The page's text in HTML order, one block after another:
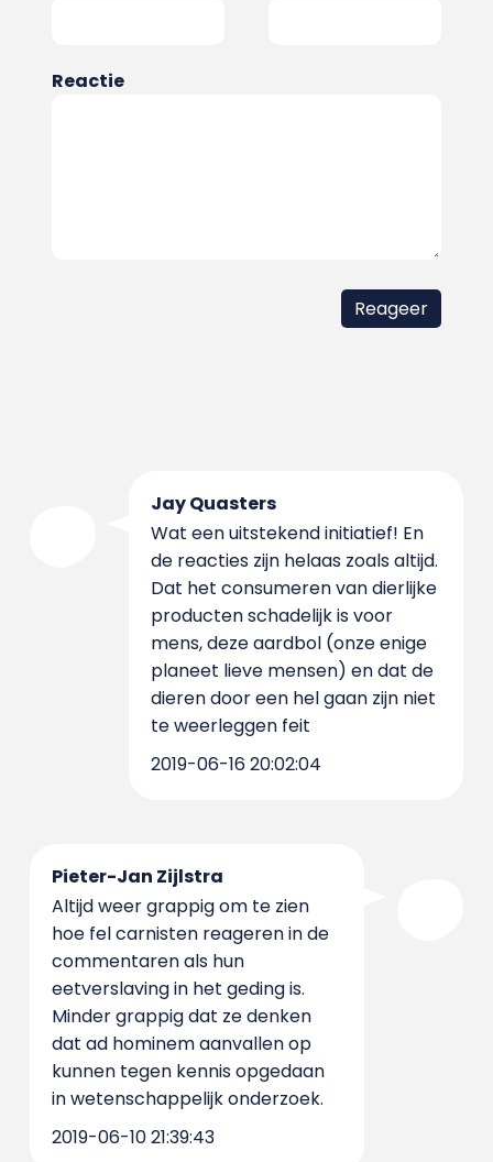
Reactie
Jay Quasters
Wat een uitstekend initiatief! En
de reacties zijn helaas zoals altijd.
Dat het consumeren van dierlijke
producten schadelijk is voor
mens, deze aardbol (onze enige
planeet lieve mensen) en dat de
dieren door een hel gaan zijn niet
te weerleggen feit
2019-06-16 20:02:04
Pieter-Jan Zijlstra
Altijd weer grappig om te zien
hoe fel carnisten reageren in de
commentaren als hun
eetverslaving in het geding is.
Minder grappig dat ze denken
dat ad hominem aanvallen op
kunnen tegen kennis opgedaan
in wetenschappelijk onderzoek.
2019-06-10 21:39:43